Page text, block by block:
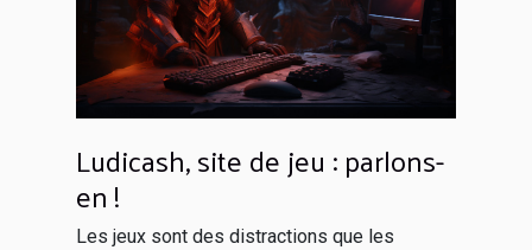
Ludicash, site de jeu : parlons-
en !
Les jeux sont des distractions que les